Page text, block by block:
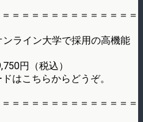
＝＝＝＝＝＝＝＝＝＝＝＝＝
ライン大学で採用の高機能
円（税込）
はこちらからどうぞ。
＝＝＝＝＝＝＝＝＝＝＝＝＝